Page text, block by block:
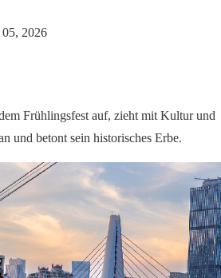
2026
Frühlingsfest auf, zieht mit Kultur und
und betont sein historisches Erbe.